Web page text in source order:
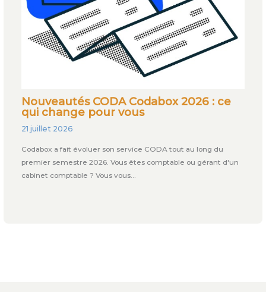
Nouveautés CODA Codabox 2026 : ce
qui change pour vous
21 juillet 2026
Codabox a fait évoluer son service CODA tout au long du
premier semestre 2026. Vous êtes comptable ou gérant d'un
cabinet comptable ? Vous vous…